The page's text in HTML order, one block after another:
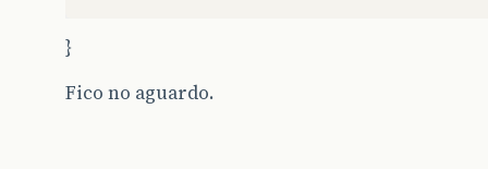
}
Fico no aguardo.